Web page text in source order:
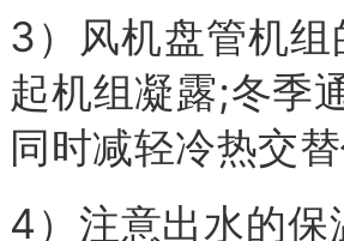
3）风机盘管机
起机组凝露;冬季
同时减轻冷热交
4）注意出水的